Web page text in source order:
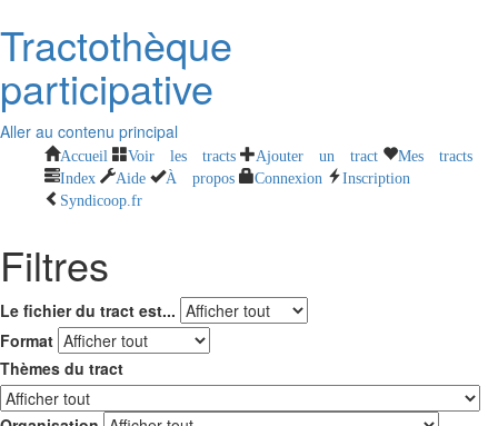
Tractothèque
participative
Aller au contenu principal
Accueil Voir les tracts Ajouter un tract
Mes tracts
Index
Aide À propos Connexion
Inscription
Syndicoop.fr
Filtres
Le fichier du tract est...
Format
Thèmes du tract